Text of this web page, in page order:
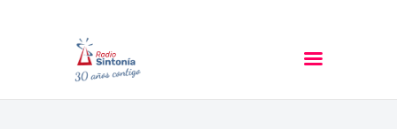
RADIO SINTONIA